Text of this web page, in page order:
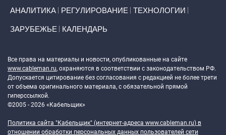
АНАЛИТИКА РЕГУЛИРОВАНИЕ ТЕХНОЛОГИИ
ЗАРУБЕЖЬЕ КАЛЕНДАРЬ
Все права на материалы и новости, опубликованные на сайте
www.cableman.ru, охраняются в соответствии с законодательством РФ.
Допускается цитирование без согласования с редакцией не более трети
от объема оригинального материала, с обязательной прямой
гиперссылкой.
©2005 - 2026 «Кабельщик»
Политика сайта "Кабельщик" (интернет-адреса www.cableman.ru) в
отношении обработки персональных данных пользователей сети